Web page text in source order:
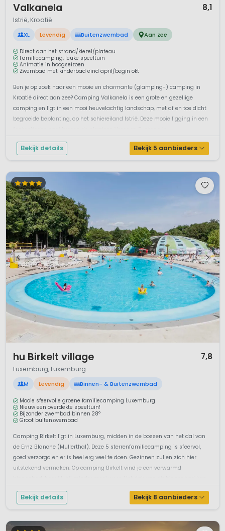
Valkanela 8,1
Istrië, Kroatië
XL Levendig Buitenzwembad Aan zee
Direct aan het strand/kiezel/plateau
Familiecamping, leuke speeltuin
Animatie in hoogseizoen
Zwembad met kinderbad eind april/begin okt
Ben je op zoek naar een mooie en charmante (glamping-) camping in
Kroatië direct aan zee? Camping Valkanela is een grote en gezellige
camping en ligt in een mooi heuvelachtig landschap, met af en toe dicht
begroeide beplanting, op het schiereiland Istrië. Deze mooie ligging in een
Bekijk details Bekijk 5 aanbieders
hu Birkelt village 7,8
Luxemburg, Luxemburg
M Levendig Binnen- & Buitenzwembad
Mooie sfeervolle groene familiecamping Luxemburg
Nieuw een overdekte speeltuin!
Bijzonder zwembad binnen 28°
Groot buitenzwembad
Camping Birkelt ligt in Luxemburg, midden in de bossen van het dal van
de Ernz Blanche (Mullerthal). Deze 5 sterrenfamiliecamping is sfeervol,
goed verzorgd en er is heel erg veel te doen. Gezinnen zullen zich hier
uitstekend vermaken. Op camping Birkelt vind je een verwarmd
ti...
Bekijk details Bekijk 8 aanbieders